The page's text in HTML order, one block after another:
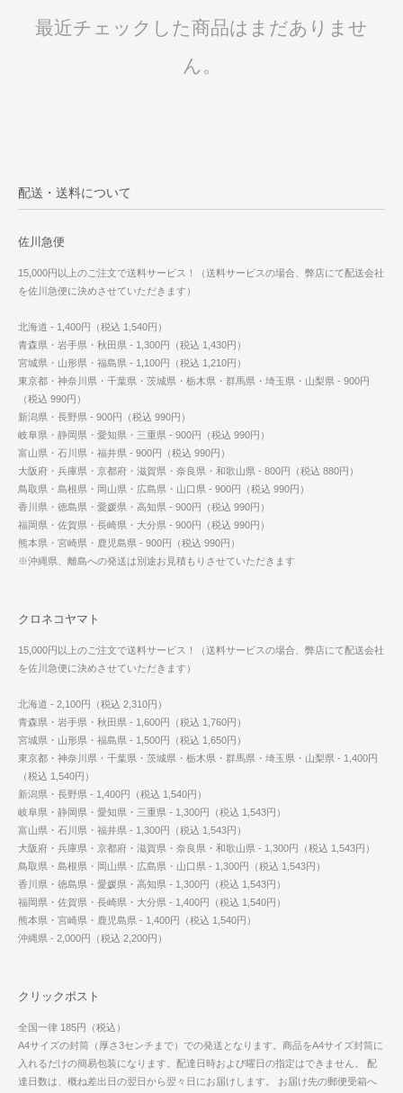
最近チェックした商品はまだありませ
ん。
配送・送料について
佐川急便
15,000円以上のご注文で送料サービス！（送料サービスの場合、弊店にて配送会社
を佐川急便に決めさせていただきます）
北海道 - 1,400円（税込 1,540円）
青森県・岩手県・秋田県 - 1,300円（税込 1,430円）
宮城県・山形県・福島県 - 1,100円（税込 1,210円）
東京都・神奈川県・千葉県・茨城県・栃木県・群馬県・埼玉県・山梨県 - 900円
（税込 990円）
新潟県・長野県 - 900円（税込 990円）
岐阜県・静岡県・愛知県・三重県 - 900円（税込 990円）
富山県・石川県・福井県 - 900円（税込 990円）
大阪府・兵庫県・京都府・滋賀県・奈良県・和歌山県 - 800円（税込 880円）
鳥取県・島根県・岡山県・広島県・山口県 - 900円（税込 990円）
香川県・徳島県・愛媛県・高知県 - 900円（税込 990円）
福岡県・佐賀県・長崎県・大分県 - 900円（税込 990円）
熊本県・宮崎県・鹿児島県 - 900円（税込 990円）
※沖縄県、離島への発送は別途お見積もりさせていただきます
クロネコヤマト
15,000円以上のご注文で送料サービス！（送料サービスの場合、弊店にて配送会社
を佐川急便に決めさせていただきます）
北海道 - 2,100円（税込 2,310円）
青森県・岩手県・秋田県 - 1,600円（税込 1,760円）
宮城県・山形県・福島県 - 1,500円（税込 1,650円）
東京都・神奈川県・千葉県・茨城県・栃木県・群馬県・埼玉県・山梨県 - 1,400円
（税込 1,540円）
新潟県・長野県 - 1,400円（税込 1,540円）
岐阜県・静岡県・愛知県・三重県 - 1,300円（税込 1,543円）
富山県・石川県・福井県 - 1,300円（税込 1,543円）
大阪府・兵庫県・京都府・滋賀県・奈良県・和歌山県 - 1,300円（税込 1,543円）
鳥取県・島根県・岡山県・広島県・山口県 - 1,300円（税込 1,543円）
香川県・徳島県・愛媛県・高知県 - 1,300円（税込 1,543円）
福岡県・佐賀県・長崎県・大分県 - 1,400円（税込 1,540円）
熊本県・宮崎県・鹿児島県 - 1,400円（税込 1,540円）
沖縄県 - 2,000円（税込 2,200円）
クリックポスト
全国一律 185円（税込）
A4サイズの封筒（厚さ3センチまで）での発送となります。商品をA4サイズ封筒に
入れるだけの簡易包装になります。配達日時および曜日の指定はできません。 配
達日数は、概ね差出日の翌日から翌々日にお届けします。 お届け先の郵便受箱へ